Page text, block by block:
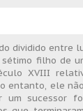
dividido entre
sétimo filho de
XVIII
entanto, ele
um sucessor